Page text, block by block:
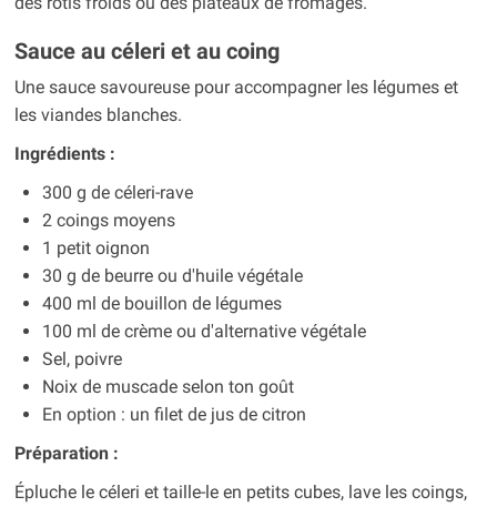
Sauce au céleri et au coing
Une sauce savoureuse pour accompagner les légumes et
les viandes blanches.
Ingrédients :
300 g de céleri-rave
2 coings moyens
1 petit oignon
30 g de beurre ou d'huile végétale
400 ml de bouillon de légumes
100 ml de crème ou d'alternative végétale
Sel, poivre
Noix de muscade selon ton goût
En option : un filet de jus de citron
Préparation :
Épluche le céleri et taille-le en petits cubes, lave les coings,